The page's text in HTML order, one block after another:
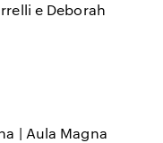
e Deborah
| Aula Magna